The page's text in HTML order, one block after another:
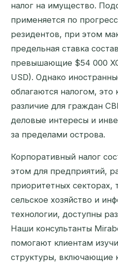
налог на имущество.
применяется по
резидентов, при этом
предельная ставка
превышающие $54 000
USD). Однако
облагаются налогом, это
различие для граждан
деловые интересы и
за пределами острова.
Корпоративный налог
этом для предприятий,
приоритетных секторах,
сельское хозяйство и
технологии, доступны
Наши консультанты
помогают клиентам
структуры, включающие